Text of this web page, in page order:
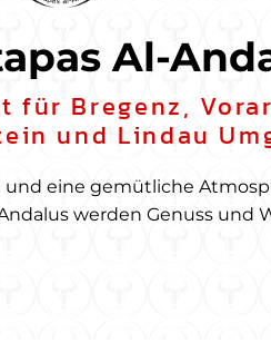
Al-
für Bregenz,
und Lindau
eine gemütliche
werden Genuss und